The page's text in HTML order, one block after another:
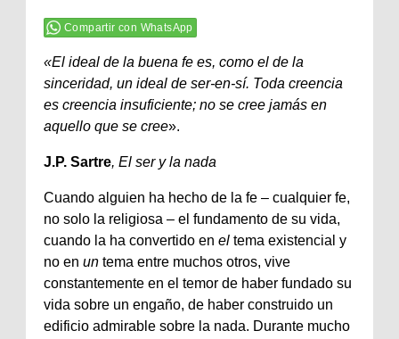
Compartir con WhatsApp
«El ideal de la buena fe es, como el de la
sinceridad, un ideal de ser-en-sí. Toda creencia
es creencia insuficiente; no se cree jamás en
aquello que se cree».
J.P. Sartre, El ser y la nada
Cuando alguien ha hecho de la fe – cualquier fe,
no solo la religiosa – el fundamento de su vida,
cuando la ha convertido en el tema existencial y
no en un tema entre muchos otros, vive
constantemente en el temor de haber fundado su
vida sobre un engaño, de haber construido un
edificio admirable sobre la nada. Durante mucho